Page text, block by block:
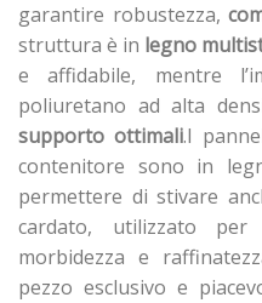
garantire robustezza,
struttura è in legno
e affidabile, mentre
poliuretano ad alta
supporto ottimali.I
contenitore sono in
permettere di stivare
cardato, utilizzato per
morbidezza e
pezzo esclusivo e